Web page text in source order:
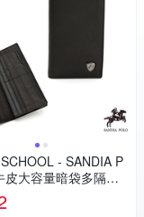
- SANDIA P
皮大容量暗袋多隔層